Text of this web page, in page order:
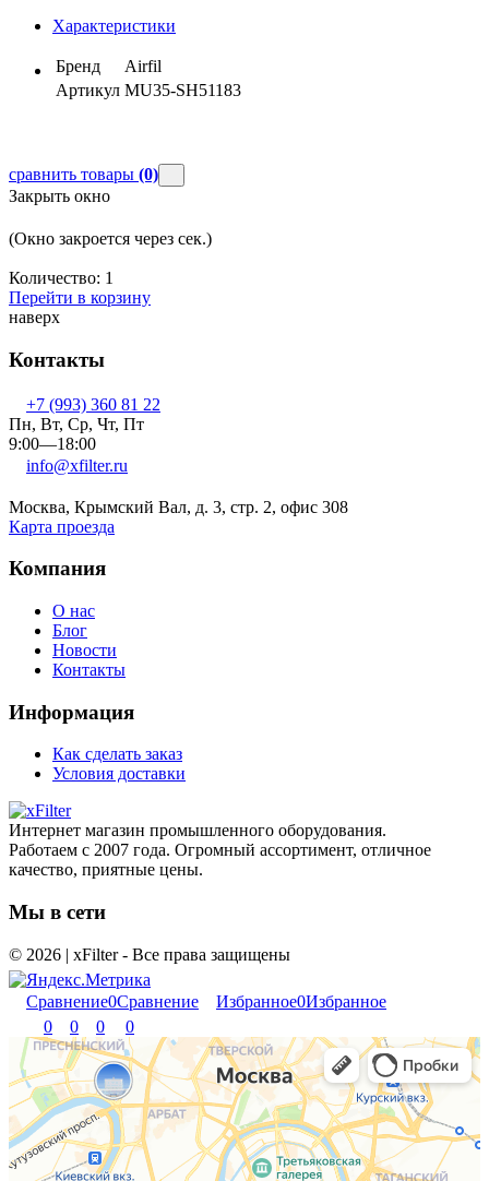
Характеристики
Бренд
Airfil
Артикул MU35-SH51183
сравнить товары (0)
Закрыть окно
(Окно закроется через сек.)
Количество: 1
Перейти в корзину
наверх
Контакты
+7 (993) 360 81 22
Пн, Вт, Ср, Чт, Пт
9:00—18:00
info@xfilter.ru
Москва, Крымский Вал, д. 3, стр. 2, офис 308
Карта проезда
Компания
О нас
Блог
Новости
Контакты
Информация
Как сделать заказ
Условия доставки
Интернет магазин промышленного оборудования.
Работаем с 2007 года. Огромный ассортимент, отличное
качество, приятные цены.
Мы в сети
© 2026 | xFilter - Все права защищены
Сравнение0Сравнение Избранное0Избранное
0
0 0 0